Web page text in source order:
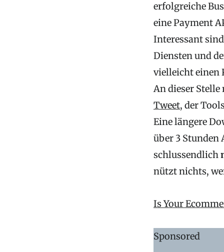
erfolgreiche
eine Payment
Interessant
Diensten und
vielleicht einen
An dieser
Tweet, der
Eine längere
über 3
schlussendlich
nützt nichts,
Is Your
Sponsored